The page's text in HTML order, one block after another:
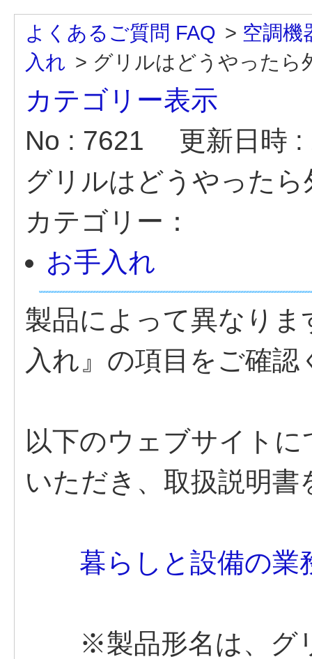
よくあるご質問 FAQ > 空調機
入れ > グリルはどうやったら
カテゴリー表示
No : 7621
更新日時
グリルはどうやった
カテゴリー：
お手入れ
製品によって異なり
入れ』の項目をご確認
以下のウェブサイト
いただき、取扱説明
暮らしと設備の業
※製品形名は、グリ